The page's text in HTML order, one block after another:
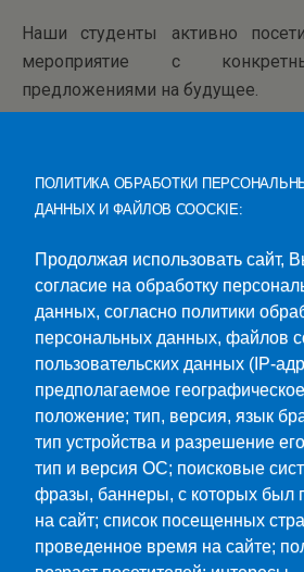
Наши студенты активно
мероприятие с
предложениями на будущее.
Категории:Новости
Предыдущая Запись
Фиджитал-Спорт – Это
ПОЛИТИКА ОБРАБОТКИ
ДАННЫХ И ФАЙЛОВ COOCKIE:
Продолжая использовать сайт,
согласие на обработку
данных, согласно политики
персональных данных, файлов
пользовательских данных (IP-
предполагаемое географическое
положение; тип, версия, язык
тип устройства и разрешение
тип и версия ОС; поисковые
фразы, баннеры, с которых был
на сайт; список посещенных
проведенное время на сайте;